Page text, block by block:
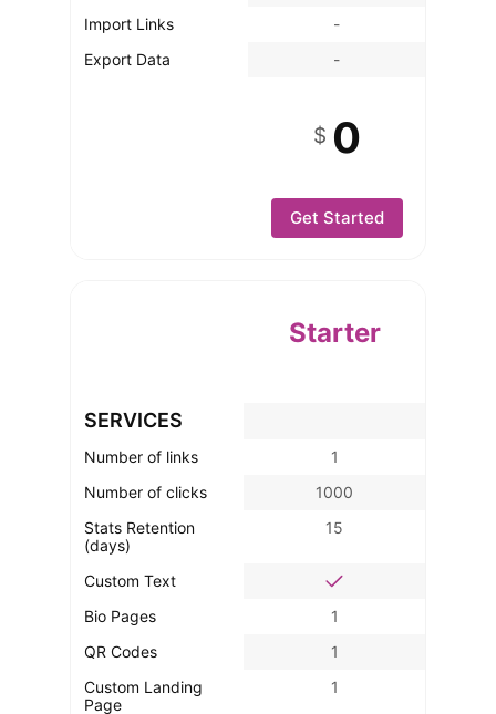
Import Links
Export Data
-
-
$ 0
Get Started
SERVICES
Number of links
Number of clicks
Stats Retention
(days)
Custom Text
Bio Pages
QR Codes
Custom Landing
Page
Starter
1
1000
15
1
1
1